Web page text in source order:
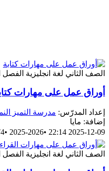
الصف الثاني لغة انجليزية الفصل
أوراق عمل على مهارات
إعداد المدرّس: مدرسة التميز
إضافة: مايا
2025-12-09 22:14
•
2025-2026
•
الصف الثاني لغة انجليزية الفصل